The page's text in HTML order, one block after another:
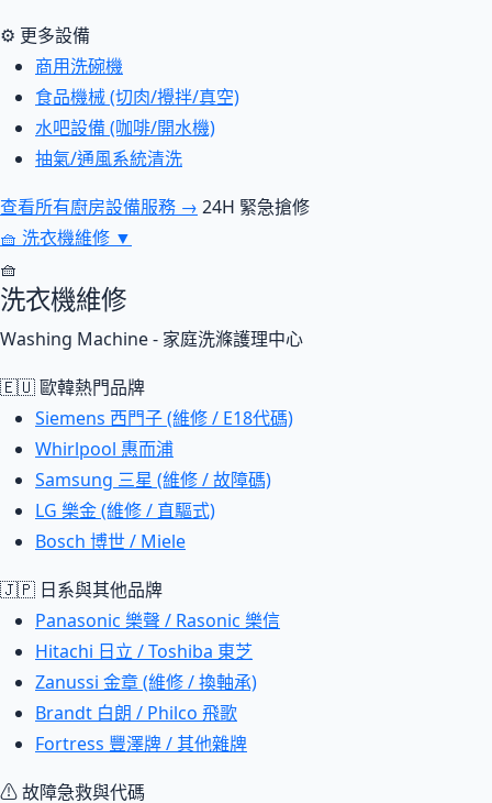
⚙ 更多設備
商用洗碗機
食品機械 (切肉/攪拌/真空)
水吧設備 (咖啡/開水機)
抽氣/通風系統清洗
查看所有廚房設備服務 → 24H 緊急搶修
🧺 洗衣機維修 ▼
🧺
洗衣機維修
Washing Machine - 家庭洗滌護理中心
🇪🇺 歐韓熱門品牌
Siemens 西門子 (維修 / E18代碼)
Whirlpool 惠而浦
Samsung 三星 (維修 / 故障碼)
LG 樂金 (維修 / 直驅式)
Bosch 博世 / Miele
🇯🇵 日系與其他品牌
Panasonic 樂聲 / Rasonic 樂信
Hitachi 日立 / Toshiba 東芝
Zanussi 金章 (維修 / 換軸承)
Brandt 白朗 / Philco 飛歌
Fortress 豐澤牌 / 其他雜牌
⚠ 故障急救與代碼